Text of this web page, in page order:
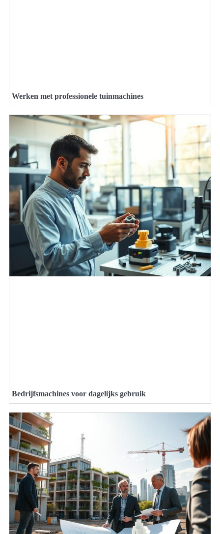
Werken met professionele tuinmachines
Bedrijfsmachines voor dagelijks gebruik